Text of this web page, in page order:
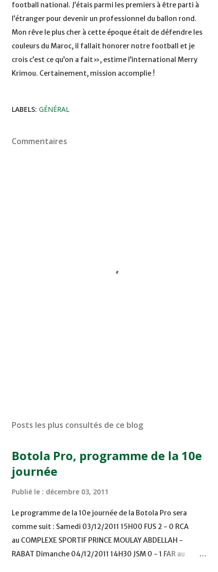
football national. J’étais parmi les premiers à être parti à
l’étranger pour devenir un professionnel du ballon rond.
Mon rêve le plus cher à cette époque était de défendre les
couleurs du Maroc, il fallait honorer notre football et je
crois c’est ce qu’on a fait», estime l’international Merry
Krimou. Certainement, mission accomplie !
LABELS: GÉNÉRAL
Commentaires
Posts les plus consultés de ce blog
Botola Pro, programme de la 10e
journée
Publié le : décembre 03, 2011
Le programme de la 10e journée de la Botola Pro sera
comme suit : Samedi 03/12/2011 15H00 FUS 2 - 0 RCA
au COMPLEXE SPORTIF PRINCE MOULAY ABDELLAH -
RABAT Dimanche 04/12/2011 14H30 JSM 0 - 1 FAR au